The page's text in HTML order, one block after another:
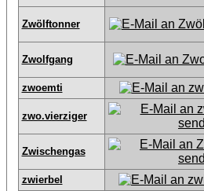
Zwölftonner
Zwolfgang
zwoemti
zwo.vierziger
Zwischengas
zwierbel